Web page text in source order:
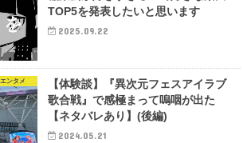
TOP5を発表したいと思います
2025.09.22
エンタメ
【体験談】『異次元フェスアイラブ
歌合戦』で感極まって嗚咽が出た
【ネタバレあり】(後編)
2024.05.21